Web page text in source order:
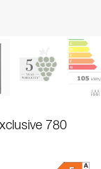
780